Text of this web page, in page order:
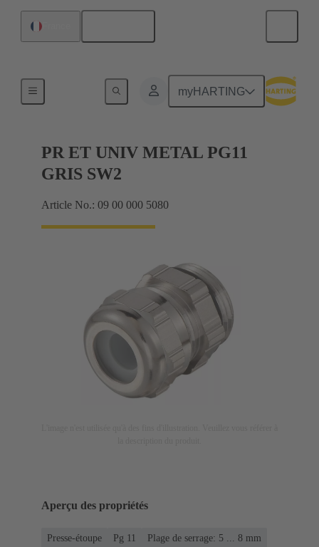
myHARTING
Presse-étoupes
PR ET UNIV METAL PG11
GRIS SW2
Article No.: 09 00 000 5080
Aperçu des propriétés
Presse-étoupe Pg 11
Plage de serrage: 5 ... 8 mm